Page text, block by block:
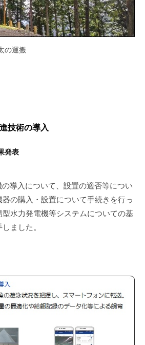
の運搬
技術の導入
発表
導入について、設置の適否等につい
の購入・設置について手続きを行っ
水力発電機等システムについての基
ました。